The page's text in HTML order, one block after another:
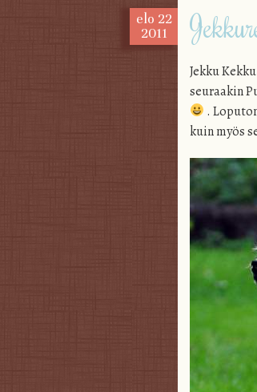
elo 22
2011
Jekku
seuraakin
.
kuin myös